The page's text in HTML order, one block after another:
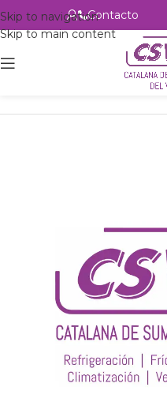
Skip to navigation
Skip to main content
Contacto
Intercambio